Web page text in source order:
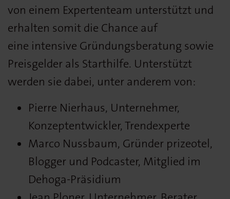
von einem Expertenteam unterstützt und
erhalten somit die Chance auf
eine intensive Gründungsberatung sowie
Preisgelder als Starthilfe. Unterstützt
werden sie dabei, unter anderem von:
Pierre Nierhaus, Unternehmer,
Konzeptentwickler, Trendexperte
Marco Nussbaum, Gründer prizeotel,
Blogger und Podcaster, Mitglied im
Dehoga-Präsidium